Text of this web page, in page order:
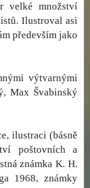
velké množství
Ilustroval asi
především jako
výtvarnými
Max Švabinský
ilustraci (básně
poštovních a
známka K. H.
1968, známky